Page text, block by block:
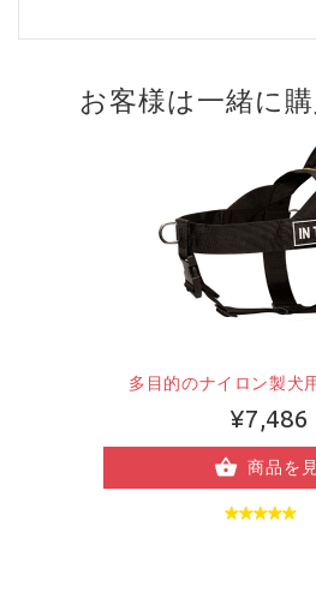
お客様は一緒に
多目的のナイロン製犬
¥7,486
商品を